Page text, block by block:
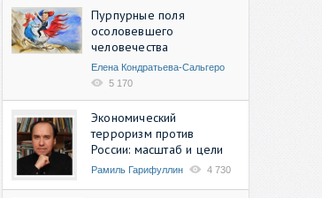
Пурпурные поля
осоловевшего
человечества
Елена Кондратьева-Сальгеро
5 170
Экономический
терроризм против
России: масштаб и цели
Рамиль Гарифуллин 4 730